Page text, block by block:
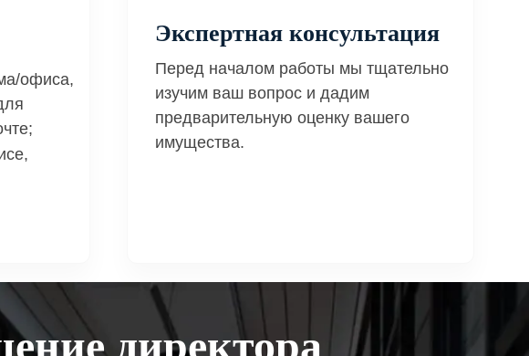
офиса,
Экспертная консультация
Перед началом работы мы тщательно
изучим ваш вопрос и дадим
предварительную оценку вашего
имущества.
директора